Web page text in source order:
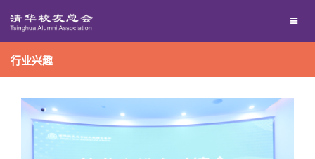
行业兴趣